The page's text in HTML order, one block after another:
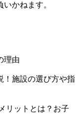
かねます。
理由
！施設の選び方や指
リットとは？お子